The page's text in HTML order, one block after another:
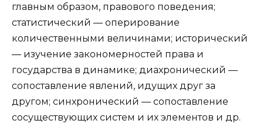
главным образом, правового поведения;
статистический — оперирование
количественными величинами; исторический
— изучение закономерностей права и
государства в динамике; диахронический —
сопоставление явлений, идущих друг за
другом; синхронический — сопоставление
сосуществующих систем и их элементов и др.